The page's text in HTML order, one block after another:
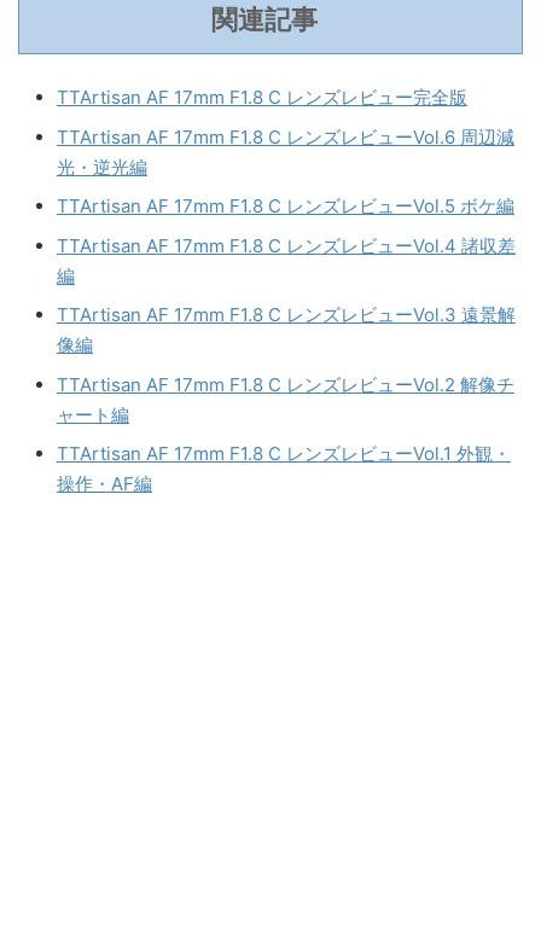
関連記事
TTArtisan AF 17mm F1.8 C レンズレビュー完全版
TTArtisan AF 17mm F1.8 C レンズレビューVol.6 周辺減
光・逆光編
TTArtisan AF 17mm F1.8 C レンズレビューVol.5 ボケ編
TTArtisan AF 17mm F1.8 C レンズレビューVol.4 諸収差
編
TTArtisan AF 17mm F1.8 C レンズレビューVol.3 遠景解
像編
TTArtisan AF 17mm F1.8 C レンズレビューVol.2 解像チ
ャート編
TTArtisan AF 17mm F1.8 C レンズレビューVol.1 外観・
操作・AF編